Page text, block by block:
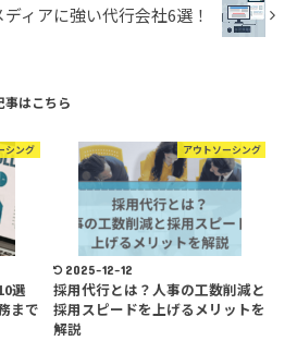
ィアに強い代行会社6選！
事はこちら
シング
選
まで
アウトソーシング
2025-12-12
採用代行とは？人事の工数削減と
採用スピードを上げるメリットを
解説